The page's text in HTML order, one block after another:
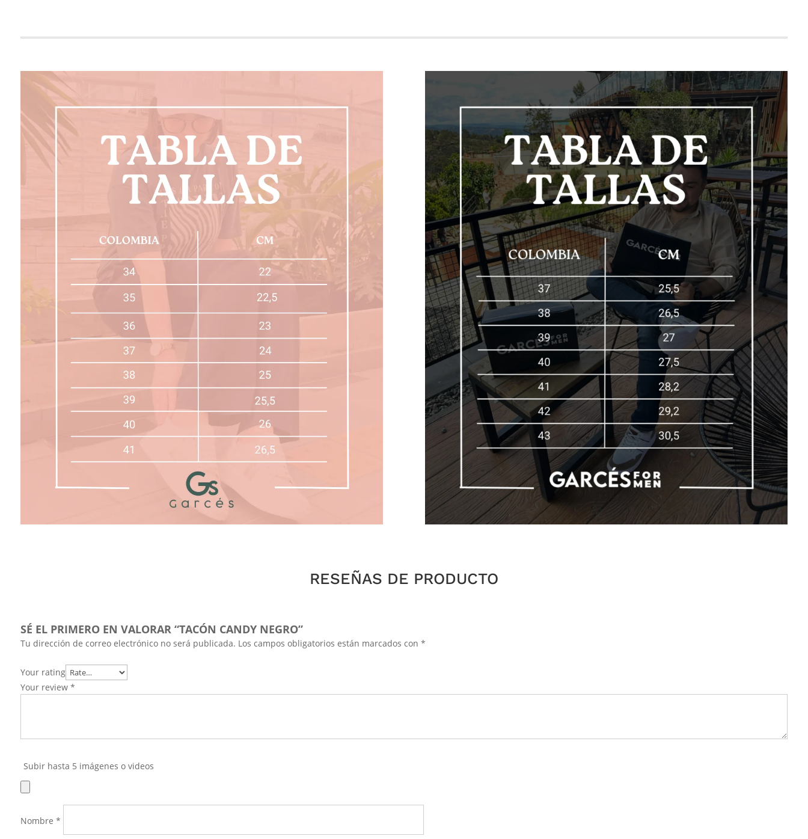
RESEÑAS DE PRODUCTO
SÉ EL PRIMERO EN VALORAR “TACÓN CANDY NEGRO”
Tu dirección de correo electrónico no será publicada. Los campos obligatorios están marcados con *
Your rating
Your review *
Subir hasta 5 imágenes o videos
Nombre *